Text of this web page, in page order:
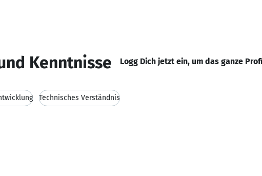
Kenntnisse Logg Dich jetzt ein, um das ganze
Technisches Verständnis